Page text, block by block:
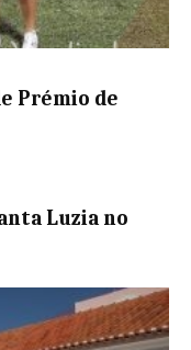
Prémio de
Luzia no